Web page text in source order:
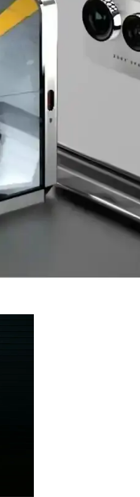
cihazların varsayılan güvenlik
Modding Kültürü
kültürünün gelişimi üzerine teknik
Güvenlik Etkileri
ve hükümetin özel sektöre
ve ECC Koruması
ciddi oranda düşürerek
kullanıcı deneyimini olumsuz
Teknoloji ve Zorluklar
Ancak Apple desteği,
Artışı
teknoloji, şarj yönetimi ve güvenlik